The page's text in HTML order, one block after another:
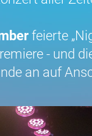
feierte
- und
an auf